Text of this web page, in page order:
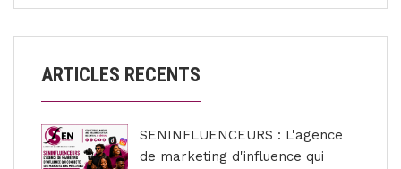
ARTICLES RECENTS
SENINFLUENCEURS : L'agence
de marketing d'influence qui